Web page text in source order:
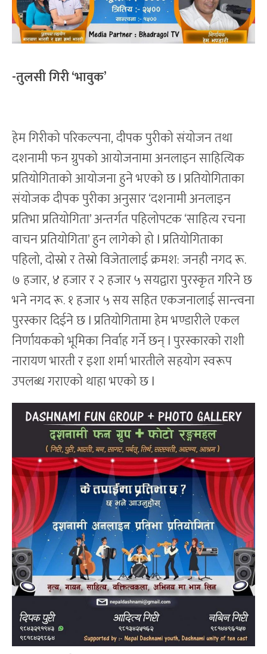
-तुलसी गिरी ‘भावुक’
हेम गिरीको परिकल्पना, दीपक पुरीको संयोजन तथा
दशनामी फन ग्रुपको आयोजनामा अनलाइन साहित्यिक
प्रतियोगिताको आयोजना हुने भएको छ l प्रतियोगिताका
संयोजक दीपक पुरीका अनुसार ‘दशनामी अनलाइन
प्रतिभा प्रतियोगिता’ अन्तर्गत पहिलोपटक ‘साहित्य रचना
वाचन प्रतियोगिता’ हुन लागेको हो l प्रतियोगिताका
पहिलो, दोस्रो र तेस्रो विजेतालाई क्रमश: जनही नगद रू.
७ हजार, ४ हजार र २ हजार ५ सयद्वारा पुरस्कृत गरिने छ
भने नगद रू. १ हजार ५ सय सहित एकजनालाई सान्त्वना
पुरस्कार दिईने छ l प्रतियोगितामा हेम भण्डारीले एकल
निर्णायकको भूमिका निर्वाह गर्ने छन् l पुरस्कारको राशी
नारायण भारती र इशा शर्मा भारतीले सहयोग स्वरूप
उपलब्ध गराएको थाहा भएको छ l